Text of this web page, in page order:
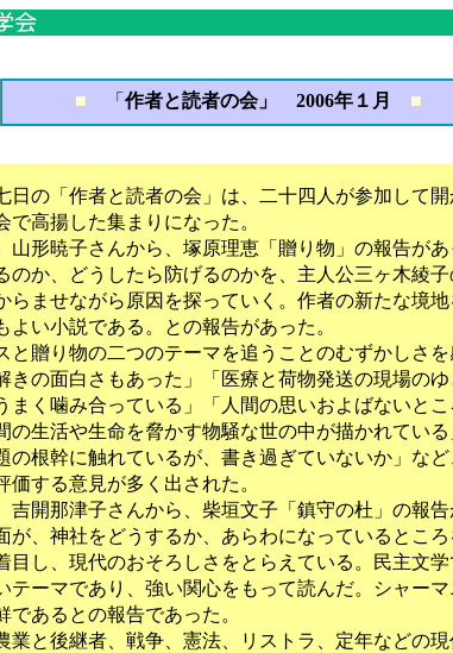
■ 「 作者と読者の会」 2006年１月 ■
の「作者と読者の会」は、二十四人が参加して
で高揚した集まりになった。
形暁子さんから、塚原理恵「贈り物」の報告があ
のか、どうしたら防げるのかを、主人公三ヶ木綾
らませながら原因を探っていく。作者の新たな境
よい小説である。との報告があった。
贈り物の二つのテーマを追うことのむずかしさを
きの面白さもあった」「医療と荷物発送の現場のゆ
まく噛み合っている」「人間の思いおよばないと
の生活や生命を脅かす物騒な世の中が描かれてい
の根幹に触れているが、書き過ぎていないか」な
価する意見が多く出された。
開那津子さんから、柴垣文子「鎮守の杜」の報告
が、神社をどうするか、あらわになっているところ
目し、現代のおそろしさをとらえている。民主文
テーマであり、強い関心をもって読んだ。シャー
であるとの報告であった。
と後継者、戦争、憲法、リストラ、定年などの現